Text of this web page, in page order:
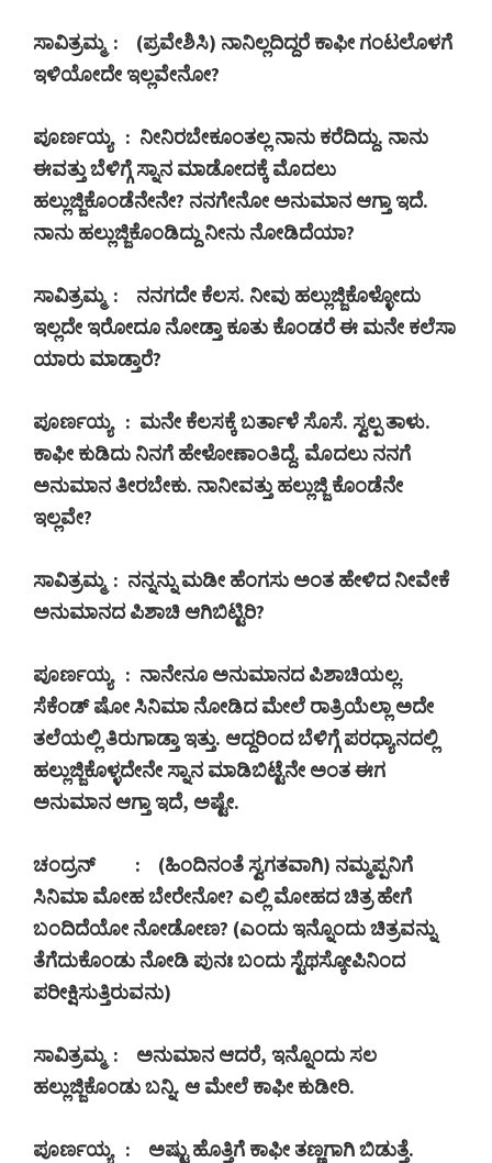
ಸಾವಿತ್ರಮ್ಮ: (ಪ್ರವೇಶಿಸಿ) ನಾನಿಲ್ಲದಿದ್ದರೆ ಕಾಫೀ ಗಂಟಲೊಳಗೆ
ಇಳಿಯೋದೇ ಇಲ್ಲವೇನೋ?
ಪೂರ್ಣಯ್ಯ: ನೀನಿರಬೇಕೂಂತಲ್ಲ ನಾನು ಕರೆದಿದ್ದು. ನಾನು
ಈವತ್ತು ಬೆಳಿಗ್ಗೆ ಸ್ನಾನ ಮಾಡೋದಕ್ಕೆ ಮೊದಲು
ಹಲ್ಲುಜ್ಜಿಕೊಂಡೆನೇನೇ? ನನಗೇನೋ ಅನುಮಾನ ಆಗ್ತಾ ಇದೆ.
ನಾನು ಹಲ್ಲುಜ್ಜಿಕೊಂಡಿದ್ದು ನೀನು ನೋಡಿದೆಯಾ?
ಸಾವಿತ್ರಮ್ಮ: ನನಗದೇ ಕೆಲಸ. ನೀವು ಹಲ್ಲುಜ್ಜಿಕೊಳ್ಳೋದು
ಇಲ್ಲದೇ ಇರೋದೂ ನೋಡ್ತಾ ಕೂತು ಕೊಂಡರೆ ಈ ಮನೇ ಕಲೆಸಾ
ಯಾರು ಮಾಡ್ತಾರೆ?
ಪೂರ್ಣಯ್ಯ: ಮನೇ ಕೆಲಸಕ್ಕೆ ಬರ್ತಾಳೆ ಸೊಸೆ. ಸ್ವಲ್ಪ ತಾಳು.
ಕಾಫೀ ಕುಡಿದು ನಿನಗೆ ಹೇಳೋಣಾಂತಿದ್ದೆ. ಮೊದಲು ನನಗೆ
ಅನುಮಾನ ತೀರಬೇಕು. ನಾನೀವತ್ತು ಹಲ್ಲುಜ್ಜಿ ಕೊಂಡೆನೇ
ಇಲ್ಲವೇ?
ಸಾವಿತ್ರಮ್ಮ: ನನ್ನನ್ನು ಮಡೀ ಹೆಂಗಸು ಅಂತ ಹೇಳಿದ ನೀವೇಕೆ
ಅನುಮಾನದ ಪಿಶಾಚಿ ಆಗಿಬಿಟ್ಟಿರಿ?
ಪೂರ್ಣಯ್ಯ: ನಾನೇನೂ ಅನುಮಾನದ ಪಿಶಾಚಿಯಲ್ಲ.
ಸೆಕೆಂಡ್ ಷೋ ಸಿನಿಮಾ ನೋಡಿದ ಮೇಲೆ ರಾತ್ರಿಯೆಲ್ಲಾ ಅದೇ
ತಲೆಯಲ್ಲಿ ತಿರುಗಾಡ್ತಾ ಇತ್ತು. ಆದ್ದರಿಂದ ಬೆಳಿಗ್ಗೆ ಪರಧ್ಯಾನದಲ್ಲಿ
ಹಲ್ಲುಜ್ಜಿಕೊಳ್ಳದೇನೇ ಸ್ನಾನ ಮಾಡಿಬಿಟ್ಟೆನೇ ಅಂತ ಈಗ
ಅನುಮಾನ ಆಗ್ತಾ ಇದೆ, ಅಷ್ಟೇ.
ಚಂದ್ರನ್ : (ಹಿಂದಿನಂತೆ ಸ್ವಗತವಾಗಿ) ನಮ್ಮಪ್ಪನಿಗೆ
ಸಿನಿಮಾ ಮೋಹ ಬೇರೇನೋ? ಎಲ್ಲಿ ಮೋಹದ ಚಿತ್ರ ಹೇಗೆ
ಬಂದಿದೆಯೋ ನೋಡೋಣ? (ಎಂದು ಇನ್ನೊಂದು ಚಿತ್ರವನ್ನು
ತೆಗೆದುಕೊಂಡು ನೋಡಿ ಪುನಃ ಬಂದು ಸ್ಟೆಥಸ್ಕೋಪಿನಿಂದ
ಪರೀಕ್ಷಿಸುತ್ತಿರುವನು)
ಸಾವಿತ್ರಮ್ಮ: ಅನುಮಾನ ಆದರೆ, ಇನ್ನೊಂದು ಸಲ
ಹಲ್ಲುಜ್ಜಿಕೊಂಡು ಬನ್ನಿ. ಆ ಮೇಲೆ ಕಾಫೀ ಕುಡೀರಿ.
ಪೂರ್ಣಯ್ಯ: ಅಷ್ಟು ಹೊತ್ತಿಗೆ ಕಾಫೀ ತಣ್ಣಗಾಗಿ ಬಿಡುತ್ತೆ.